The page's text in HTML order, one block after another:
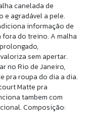
canelada de
e agradável a pele.
informação de
fora do treino. A malha
sem apertar.
no Rio de Janeiro,
pra roupa do dia a dia.
Matte pra
tambem com
Composição: